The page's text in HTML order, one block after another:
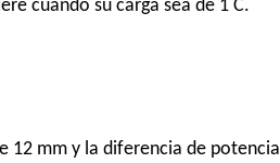
cuando su carga sea de 1 C.
12 mm y la diferencia de potencial